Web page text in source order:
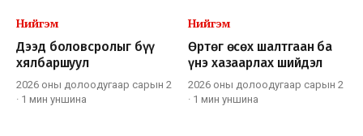
Нийгэм
Дээд боловсролыг бүү
хялбаршуул
2026 оны долоодугаар сарын 2
· 1 мин уншина
Нийгэм
Өртөг өсөх шалтгаан ба
үнэ хазаарлах шийдэл
2026 оны долоодугаар сарын 2
· 1 мин уншина